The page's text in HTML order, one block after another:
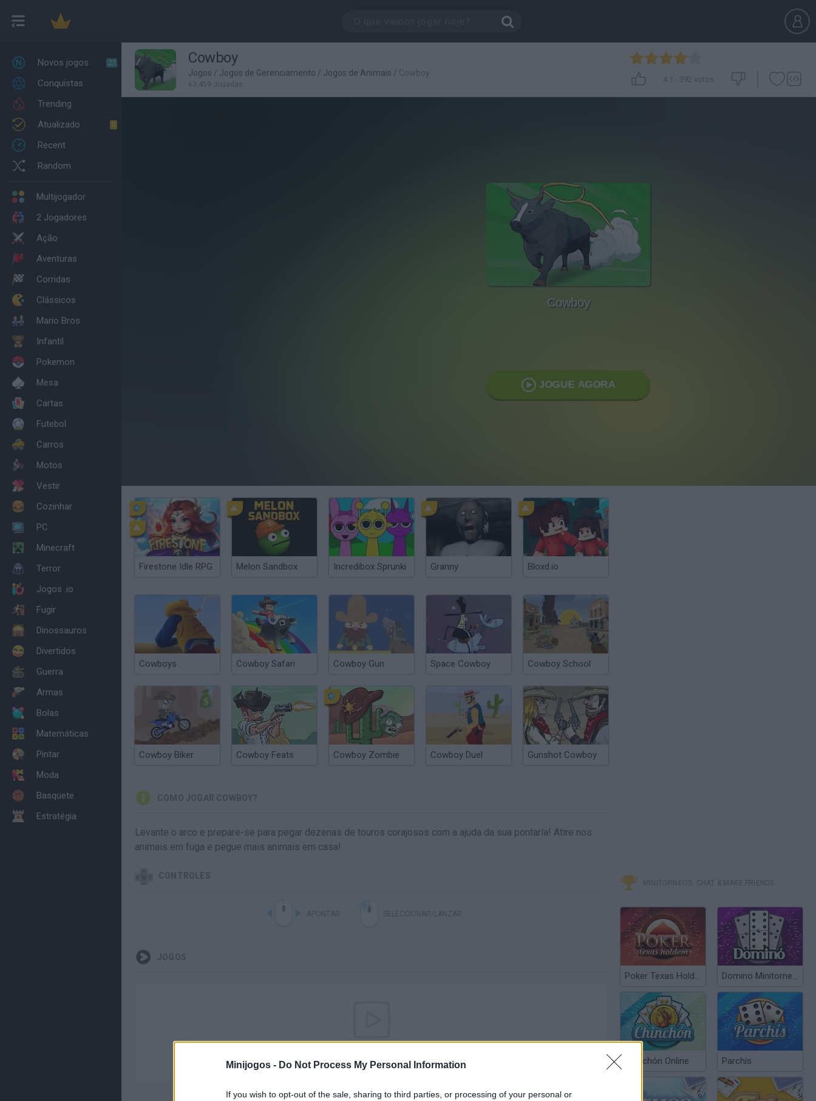
Minijogos - Do Not Process My Personal Information
If you wish to opt-out of the sale, sharing to third parties, or processing of your personal or
Novos jogos 27
Conquistas
Trending
Atualizado
0
Recent
Random
Multijogador
2 Jogadores
Ação
Aventuras
Corridas
Clássicos
Mario Bros
Infantil
Pokemon
Mesa
Cartas
Futebol
Carros
Motos
Vestir
Cozinhar
PC
Minecraft
Terror
Jogos .io
Fugir
Dinossauros
Divertidos
Guerra
Armas
Bolas
Matemáticas
Pintar
Moda
Basquete
Estratégia
Cowboy
Jogos / Jogos de Gerenciamento / Jogos de Animais / Cowboy
63,459 Jogadas
4.1 - 392 votos
Cowboy
JOGUE AGORA
Firestone Idle RPG Melon Sandbox Incredibox Sprunki Granny Bloxd.io
Cowboys Cowboy Safari Cowboy Gun Space Cowboy Cowboy School
Cowboy Biker Cowboy Feats Cowboy Zombie Cowboy Duel Gunshot Cowboy
COMO JOGAR COWBOY?
Levante o arco e prepare-se para pegar dezenas de touros corajosos com a ajuda da sua pontaría! Atire nos
animais em fuga e pegue mais animais em casa!
CONTROLES
JOGOS
MINITORNEOS, CHAT & MAKE FRIENDS
Poker Texas Hold’em Domino Minitorneos
Chinchón Online Parchís